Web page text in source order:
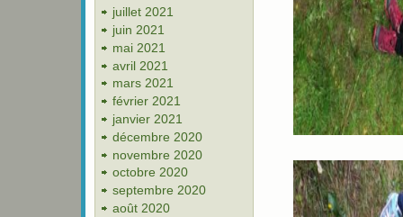
juillet 2021
juin 2021
mai 2021
avril 2021
mars 2021
février 2021
janvier 2021
décembre 2020
novembre 2020
octobre 2020
septembre 2020
août 2020